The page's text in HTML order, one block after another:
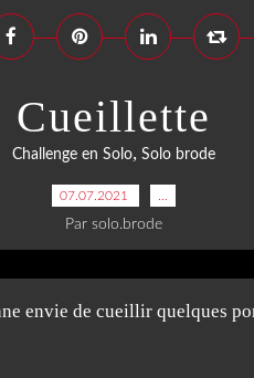
Cueillette
Challenge en Solo, Solo brode
07.07.2021
Par solo.brode
envie de cueillir quelques